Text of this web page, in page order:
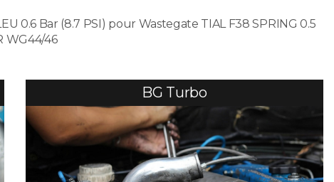
0.6 Bar (8.7 PSI) pour Wastegate TIAL F38 SPRING 0.5
WG44/46
BG Turbo